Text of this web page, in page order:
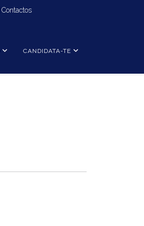
Contactos
CANDIDATA-TE